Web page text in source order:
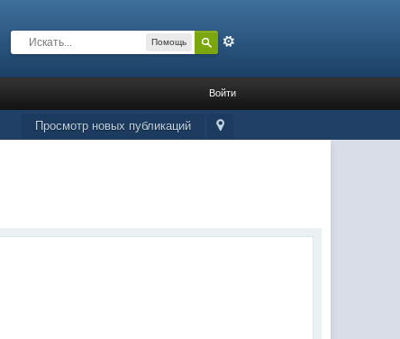
Помощь
Войти
Просмотр новых публикаций